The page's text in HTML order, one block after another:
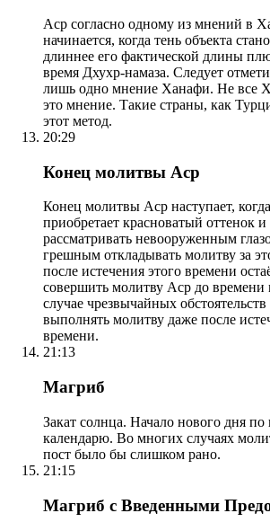
Аср согласно одному из мнений в
начинается, когда тень объекта
длиннее его фактической длины
время Дхухр-намаза. Следует
лишь одно мнение Ханафи. Не все
это мнение. Такие страны, как
этот метод.
20:29
Конец молитвы Аср
Конец молитвы Аср наступает,
приобретает красноватый оттенок
рассматривать невооруженным
грешным откладывать молитву за
после истечения этого времени
совершить молитву Аср до
случае чрезвычайных обстоятельств
выполнять молитву даже после
времени.
21:13
Магриб
Закат солнца. Начало нового дня по
календарю. Во многих случаях
пост было бы слишком рано.
21:15
Магриб с Введенными